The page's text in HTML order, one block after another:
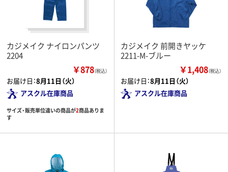
カジメイク ナイロンパンツ
2204
￥878（税込）
お届け日：8月11日（火）
アスクル在庫商品
サイズ・販売単位違いの商品が2商品ありま
す
カジメイク 前開きヤッケ
2211-M-ブルー
￥1,408（税込）
お届け日：8月11日（火）
アスクル在庫商品